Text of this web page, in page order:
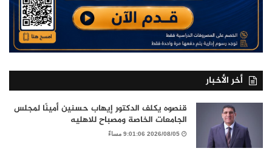
أخر الأخبار
قنصوه يكلف الدكتور إيهاب حسنين أمينًا لمجلس
الجامعات الخاصة ومصباح للاهليه
2026/08/05 9:01:06 مساءً